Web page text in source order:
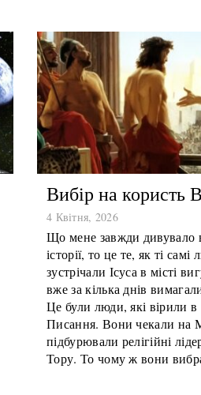
Вибір на користь
4 Квітня, 2026
Що мене завжди дивувало
історії, то це те, як ті самі
зустрічали Ісуса в місті
вже за кілька днів
Це були люди, які вірили
Писання. Вони чекали на
підбурювали релігійні
Тору. То чому ж вони